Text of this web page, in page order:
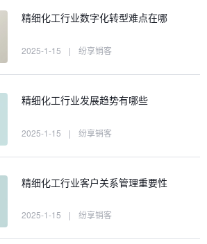
精细化工行业数字化转型难点在哪
2025-1-15 | 纷享销客
精细化工行业发展趋势有哪些
2025-1-15 | 纷享销客
精细化工行业客户关系管理重要性
2025-1-15 | 纷享销客